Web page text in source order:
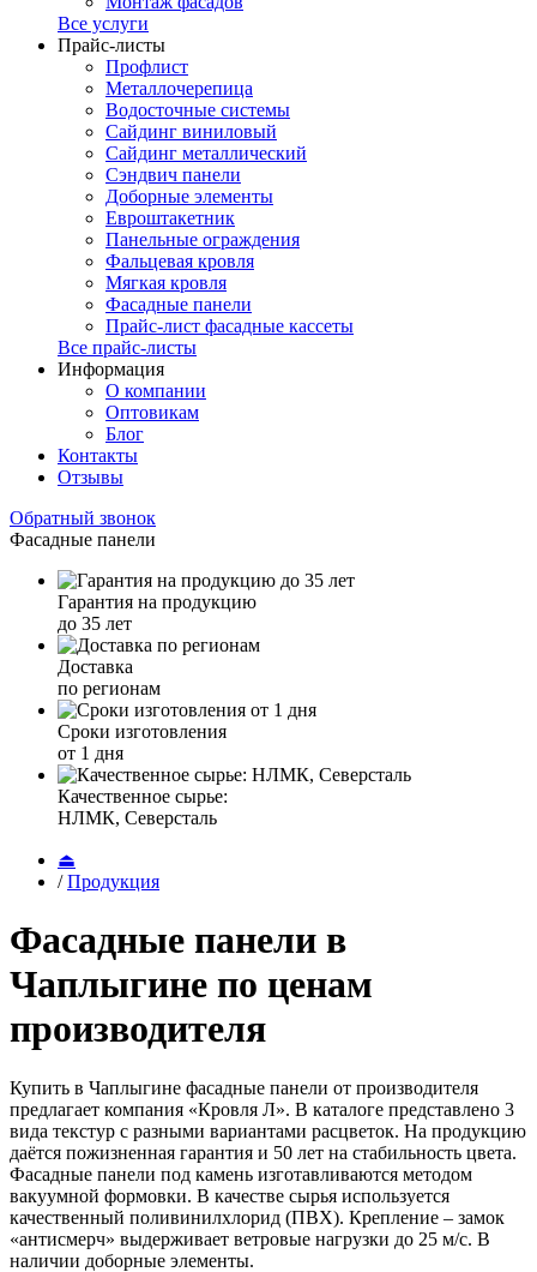
Все услуги
Прайс-листы
Профлист
Металлочерепица
Водосточные системы
Сайдинг виниловый
Сайдинг металлический
Сэндвич панели
Доборные элементы
Евроштакетник
Панельные ограждения
Фальцевая кровля
Мягкая кровля
Фасадные панели
Прайс-лист фасадные кассеты
Все прайс-листы
Информация
О компании
Оптовикам
Блог
Контакты
Отзывы
Обратный звонок
Фасадные панели
Гарантия на продукцию
до 35 лет
Доставка
по регионам
Сроки изготовления
от 1 дня
Качественное сырье:
НЛМК, Северсталь
⏏
/Продукция
Фасадные панели в
Чаплыгине по ценам
производителя
Купить в Чаплыгине фасадные панели от производителя
предлагает компания «Кровля Л». В каталоге представлено 3
вида текстур с разными вариантами расцветок. На продукцию
даётся пожизненная гарантия и 50 лет на стабильность цвета.
Фасадные панели под камень изготавливаются методом
вакуумной формовки. В качестве сырья используется
качественный поливинилхлорид (ПВХ). Крепление – замок
«антисмерч» выдерживает ветровые нагрузки до 25 м/с. В
наличии доборные элементы.